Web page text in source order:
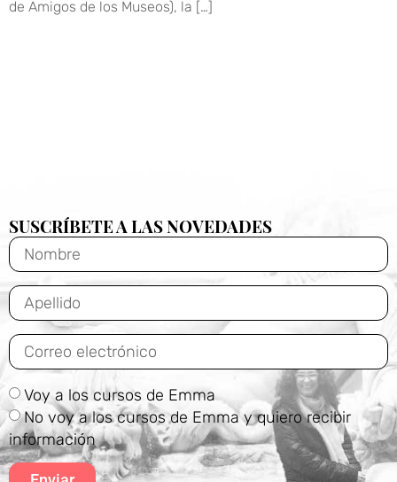
de Amigos de los Museos), la […]
SUSCRÍBETE A LAS NOVEDADES
Voy a los cursos de Emma
No voy a los cursos de Emma y quiero recibir
información